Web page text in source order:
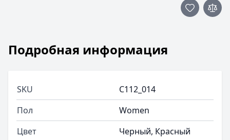
Подробная информация
SKU
C112_014
Пол
Women
Цвет
Черный, Красный